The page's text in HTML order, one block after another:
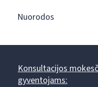
Nuorodos
Konsultacijos
gyventojams: